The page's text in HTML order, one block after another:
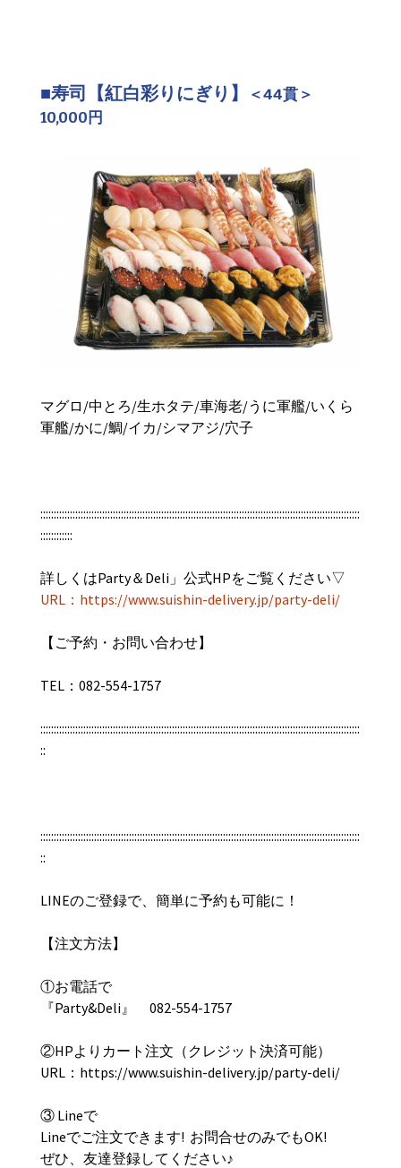
■寿司【紅白彩りにぎり】
＜44貫＞
10,000円
マグロ/中とろ/生ホタテ/車海老/うに軍艦/いくら
軍艦/かに/鯛/イカ/シマアジ/穴子
:::::::::::::::::::::::::::::::::::::::::::::::::::::::::::::::::::::::::::::::::::::::::::::::::::::::::::::::::::::::
::::::::::::
詳しくはParty＆Deli」公式HPをご覧ください▽
URL：https://www.suishin-delivery.jp/party-deli/
【ご予約・お問い合わせ】
TEL：082-554-1757
:::::::::::::::::::::::::::::::::::::::::::::::::::::::::::::::::::::::::::::::::::::::::::::::::::::::::::::::::::::::
::
:::::::::::::::::::::::::::::::::::::::::::::::::::::::::::::::::::::::::::::::::::::::::::::::::::::::::::::::::::::::
::
LINEのご登録で、簡単に予約も可能に！
【︎注文方法】
①お電話で
『Party&Deli』 082-554-1757
②HPよりカート注文（クレジット決済可能）
URL：https://www.suishin-delivery.jp/party-deli/
③ Lineで
Lineでご注文できます! お問合せのみでもOK!
ぜひ、友達登録してください♪